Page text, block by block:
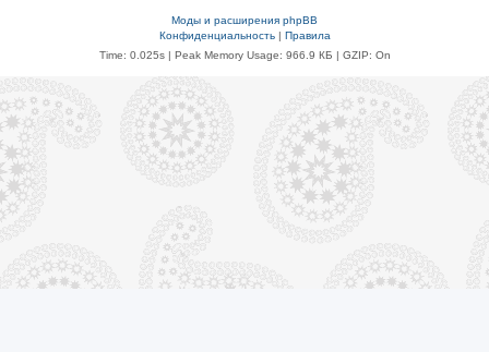
Моды и расширения phpBB
Конфиденциальность| Правила
Time: 0.025s| Peak Memory Usage: 966.9 КБ | GZIP: On